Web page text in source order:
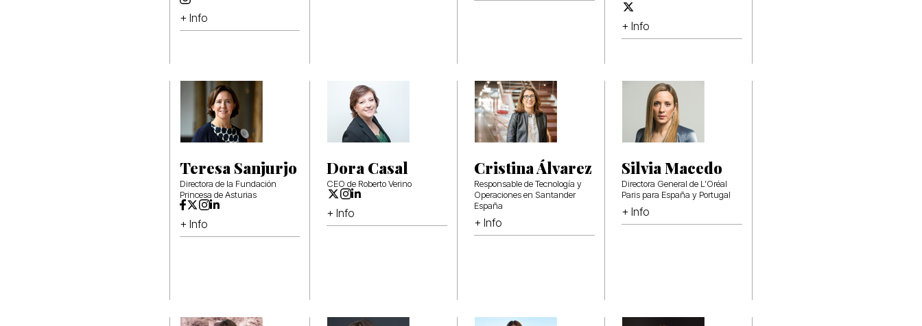
+ Info
+ Info
Teresa Sanjurjo
Directora de la Fundación
Princesa de Asturias
+ Info
Dora Casal
CEO de Roberto Verino
+ Info
Cristina Álvarez
Responsable de Tecnología y
Operaciones en Santander
España
+ Info
Silvia Macedo
Directora General de L’Oréal
Paris para España y Portugal
+ Info